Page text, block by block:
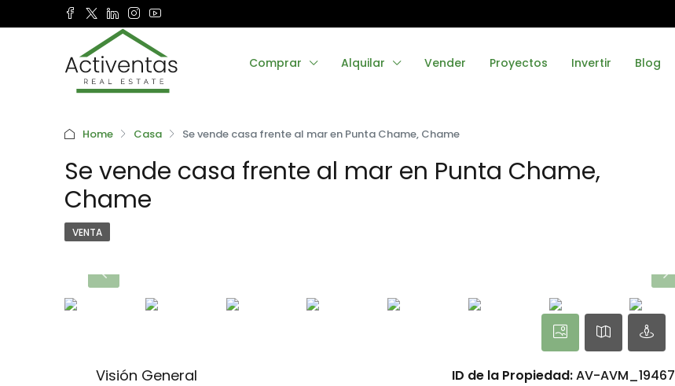
Comprar Alquilar Vender Proyectos Invertir Blog
Home Casa Se vende casa frente al mar en Punta Chame, Chame
Se vende casa frente al mar en Punta Chame,
Chame
VENTA
Visión General ID de la Propiedad:AV-AVM_19467